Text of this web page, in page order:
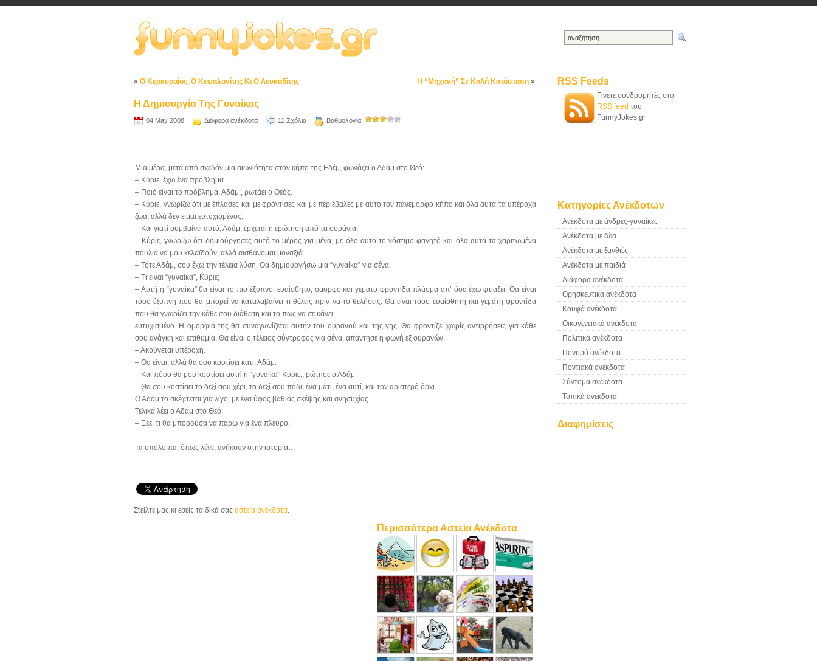
« Ο Κερκυραίος, Ο Κεφαλονίτης Κι Ο Λευκαδίτης Η “Μηχανή” Σε Καλή Κατάσταση »
Η Δημιουργία Της Γυναίκας
04 May 2008 Διάφορα ανέκδοτα 11 Σχόλια Βαθμολογία:
Μια μέρα, μετά από σχεδόν μια αιωνιότητα στον κήπο της Εδέμ, φωνάζει ο Αδάμ στο Θεό:
– Κύριε, έχω ένα πρόβλημα.
– Ποιό είναι το πρόβλημα, Αδάμ;, ρωτάει ο Θεός.
– Κύριε, γνωρίζω ότι με έπλασες και με φρόντισες και με περιέβαλες με αυτό τον πανέμορφο κήπο και όλα αυτά τα υπέροχα
ζώα, αλλά δεν είμαι ευτυχισμένος.
– Και γιατί συμβαίνει αυτό, Αδάμ; έρχεται η ερώτηση από τα ουράνια.
– Κύριε, γνωρίζω ότι δημιούργησες αυτό το μέρος για μένα, με όλο αυτό το νόστιμο φαγητό και όλα αυτά τα χαριτωμένα
πουλιά να μου κελαϊδούν, αλλά αισθάνομαι μοναξιά.
– Τότε Αδάμ, σου έχω την τέλεια λύση. Θα δημιουργήσω μια “γυναίκα” για σένα.
– Τι είναι “γυναίκα”, Κύριε;
– Αυτή η “γυναίκα” θα είναι το πιο έξυπνο, ευαίσθητο, όμορφο και γεμάτο φροντίδα πλάσμα απ’ όσα έχω φτιάξει. Θα είναι
τόσο έξυπνη που θα μπορεί να καταλαβαίνει τι θέλεις πριν να το θελήσεις. Θα είναι τόσο ευαίσθητη και γεμάτη φροντίδα
που θα γνωρίζει την κάθε σου διάθεση και το πως να σε κάνει
ευτυχισμένο. Η ομορφιά της θα συναγωνίζεται αυτήν του ουρανού και της γης. Θα φροντίζει χωρίς αντιρρήσεις για κάθε
σου ανάγκη και επιθυμία. Θα είναι ο τέλειος σύντροφος για σένα, απάντησε η φωνή εξ ουρανών.
– Ακούγεται υπέροχη.
– Θα είναι, αλλά θα σου κοστίσει κάτι, Αδάμ.
– Και πόσο θα μου κοστίσει αυτή η “γυναίκα” Κύριε;, ρώτησε ο Αδάμ.
– Θα σου κοστίσει το δεξί σου χέρι, το δεξί σου πόδι, ένα μάτι, ένα αυτί, και τον αριστερό όρχι.
Ο Αδάμ το σκέφτεται για λίγο, με ένα ύφος βαθιάς σκέψης και ανησυχίας.
Τελικά λέει ο Αδάμ στο Θεό:
– Εεε, τι θα μπορούσα να πάρω για ένα πλευρό;
Τα υπόλοιπα, όπως λένε, ανήκουν στην ιστορία…
Στείλτε μας κι εσείς τα δικά σας αστεία ανέκδοτα.
Περισσότερα Αστεία Ανέκδοτα
RSS Feeds
Γίνετε συνδρομητές στο
RSS feed του
FunnyJokes.gr
Κατηγορίες Ανέκδοτων
Ανέκδοτα με άνδρες-γυναίκες
Ανέκδοτα με ζώα
Ανέκδοτα με ξανθιές
Ανέκδοτα με παιδιά
Διάφορα ανέκδοτα
Θρησκευτικά ανέκδοτα
Κουφά ανέκδοτα
Οικογενειακά ανέκδοτα
Πολιτικά ανέκδοτα
Πονηρά ανέκδοτα
Ποντιακά ανέκδοτα
Σύντομα ανέκδοτα
Τοπικά ανέκδοτα
Διαφημίσεις